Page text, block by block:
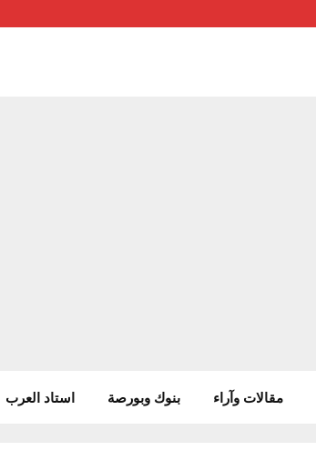
مقالات وآراء بنوك وبورصة استاد العرب